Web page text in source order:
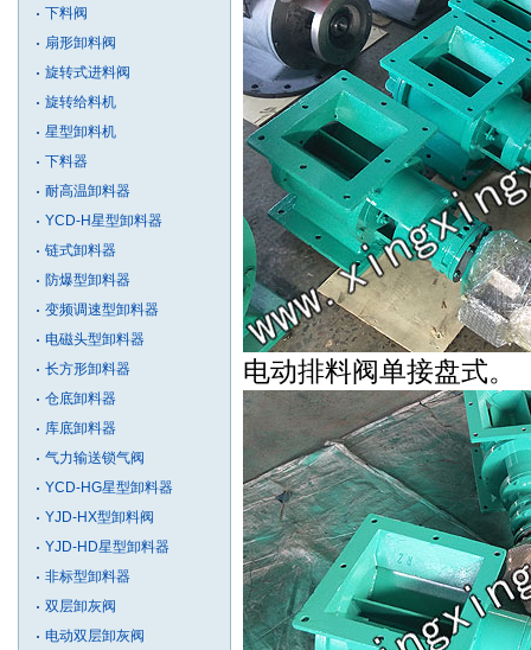
下料阀
扇形卸料阀
旋转式进料阀
旋转给料机
星型卸料机
下料器
耐高温卸料器
YCD-H星型卸料器
链式卸料器
防爆型卸料器
变频调速型卸料器
电磁头型卸料器
长方形卸料器
仓底卸料器
库底卸料器
气力输送锁气阀
YCD-HG星型卸料器
YJD-HX型卸料阀
YJD-HD星型卸料器
非标型卸料器
双层卸灰阀
电动双层卸灰阀
电动排料阀单接盘式。